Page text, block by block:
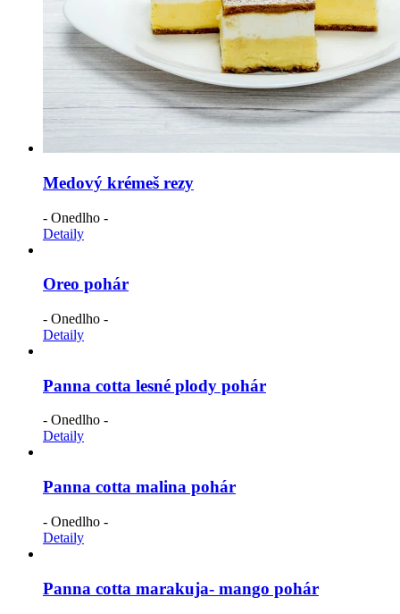
Medový krémeš rezy
- Onedlho -
Detaily
Oreo pohár
- Onedlho -
Detaily
Panna cotta lesné plody pohár
- Onedlho -
Detaily
Panna cotta malina pohár
- Onedlho -
Detaily
Panna cotta marakuja- mango pohár